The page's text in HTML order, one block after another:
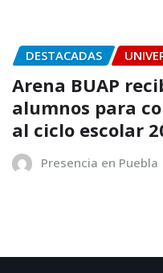
DESTACADAS
Arena BUAP
alumnos para
al ciclo escolar
Presencia en Puebla